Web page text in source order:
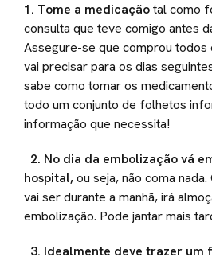
1. Tome a medicaçãotal como
consulta que teve comigo antes
Assegure-se que comprou todos
vai precisar para os dias
sabe como tomar os
todo um conjunto de folhetos
informação que necessita!
2. No dia da embolização vá
hospital,ou seja, não coma
vai ser durante a manhã, irá
embolização. Pode jantar mais
3. Idealmente deve trazer um